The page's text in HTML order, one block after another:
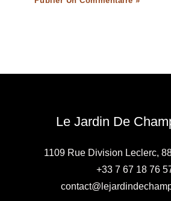
Le Jardin De
1109 Rue Division Leclerc,
+33 7 67 18 76